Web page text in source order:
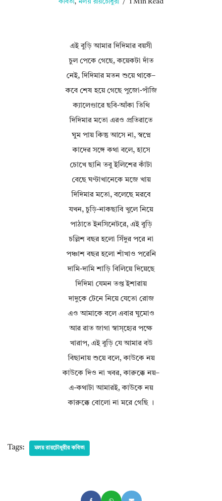
কবিতা, মলয় রায়চৌধুরী 1 Min Read
এই বুড়ি আমার দিদিমার বয়সী
চুল পেকে গেছে, কয়েকটা দাঁত
নেই, দিদিমার মতন শুয়ে থাকে–
কবে শেষ হয়ে গেছে পুজো-পাঁজি
ক্যালেণ্ডারে ছবি-আঁকা তিথি
দিদিমার মতো এরও প্রতিরাতে
ঘুম পায় কিন্তু আসে না, স্বপ্নে
কাদের সঙ্গে কথা বলে, হাসে
চোখে ছানি তবু ইলিশের কাঁটা
বেছে ঘণ্টাখানেকে মজে খায়
দিদিমার মতো, বলেছে মরবে
যখন, চুড়ি-নাকছাবি খুলে নিয়ে
পাঠাতে ইনসিনেটরে, এই বুড়ি
চল্লিশ বছর হলো সিঁদুর পরে না
পঞ্চাশ বছর হলো শাঁখাও পরেনি
দামি-দামি শাড়ি বিলিয়ে দিয়েছে
দিদিমা যেমন তপ্ত ইশারায়
দাদুকে টেনে নিয়ে যেতো রোজ
এও আমাকে বলে এবার ঘুমোও
আর রাত জাগা স্বাস্হ্যের পক্ষে
খারাপ, এই বুড়ি যে আমার বউ
বিছানায় শুয়ে বলে, কাউকে নয়
কাউকে দিও না খবর, কারুক্কে নয়–
এ-কথাটা আমারই, কাউকে নয়
কারুক্কে বোলো না মরে গেছি ।
Tags: মলয় রায়চৌধুরীর কবিতা